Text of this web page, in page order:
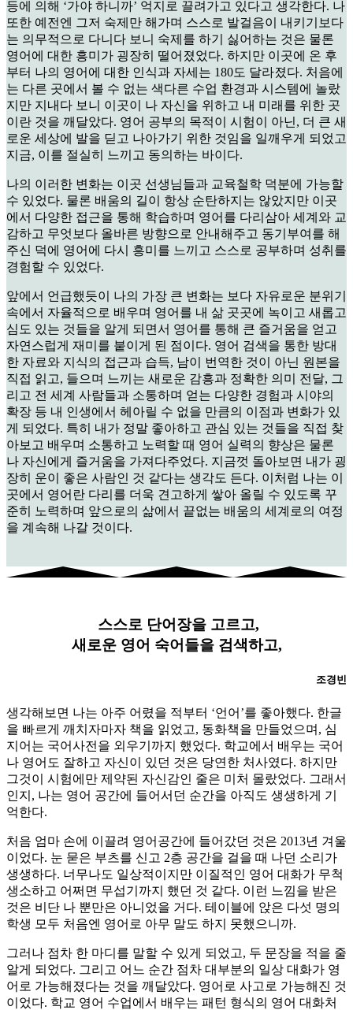
등에 의해 ‘가야 하니까’ 억지로 끌려가고 있다고 생각한다. 나
또한 예전엔 그저 숙제만 해가며 스스로 발걸음이 내키기보다
는 의무적으로 다니다 보니 숙제를 하기 싫어하는 것은 물론
영어에 대한 흥미가 굉장히 떨어졌었다. 하지만 이곳에 온 후
부터 나의 영어에 대한 인식과 자세는 180도 달라졌다. 처음에
는 다른 곳에서 볼 수 없는 색다른 수업 환경과 시스템에 놀랐
지만 지내다 보니 이곳이 나 자신을 위하고 내 미래를 위한 곳
이란 것을 깨달았다. 영어 공부의 목적이 시험이 아닌, 더 큰 새
로운 세상에 발을 딛고 나아가기 위한 것임을 일깨우게 되었고
지금, 이를 절실히 느끼고 동의하는 바이다.
나의 이러한 변화는 이곳 선생님들과 교육철학 덕분에 가능할
수 있었다. 물론 배움의 길이 항상 순탄하지는 않았지만 이곳
에서 다양한 접근을 통해 학습하며 영어를 다리삼아 세계와 교
감하고 무엇보다 올바른 방향으로 안내해주고 동기부여를 해
주신 덕에 영어에 다시 흥미를 느끼고 스스로 공부하며 성취를
경험할 수 있었다.
앞에서 언급했듯이 나의 가장 큰 변화는 보다 자유로운 분위기
속에서 자율적으로 배우며 영어를 내 삶 곳곳에 녹이고 새롭고
심도 있는 것들을 알게 되면서 영어를 통해 큰 즐거움을 얻고
자연스럽게 재미를 붙이게 된 점이다. 영어 검색을 통한 방대
한 자료와 지식의 접근과 습득, 남이 번역한 것이 아닌 원본을
직접 읽고, 들으며 느끼는 새로운 감흥과 정확한 의미 전달, 그
리고 전 세계 사람들과 소통하며 얻는 다양한 경험과 시야의
확장 등 내 인생에서 헤아릴 수 없을 만큼의 이점과 변화가 있
게 되었다. 특히 내가 정말 좋아하고 관심 있는 것들을 직접 찾
아보고 배우며 소통하고 노력할 때 영어 실력의 향상은 물론
나 자신에게 즐거움을 가져다주었다. 지금껏 돌아보면 내가 굉
장히 운이 좋은 사람인 것 같다는 생각도 든다. 이처럼 나는 이
곳에서 영어란 다리를 더욱 견고하게 쌓아 올릴 수 있도록 꾸
준히 노력하며 앞으로의 삶에서 끝없는 배움의 세계로의 여정
을 계속해 나갈 것이다.
스스로 단어장을 고르고,
새로운 영어 숙어들을 검색하고,
조경빈
생각해보면 나는 아주 어렸을 적부터 ‘언어’를 좋아했다. 한글
을 빠르게 깨치자마자 책을 읽었고, 동화책을 만들었으며, 심
지어는 국어사전을 외우기까지 했었다. 학교에서 배우는 국어
나 영어도 잘하고 자신이 있던 것은 당연한 처사였다. 하지만
그것이 시험에만 제약된 자신감인 줄은 미처 몰랐었다. 그래서
인지, 나는 영어 공간에 들어서던 순간을 아직도 생생하게 기
억한다.
처음 엄마 손에 이끌려 영어공간에 들어갔던 것은 2013년 겨울
이었다. 눈 묻은 부츠를 신고 2층 공간을 걸을 때 나던 소리가
생생하다. 너무나도 일상적이지만 이질적인 영어 대화가 무척
생소하고 어쩌면 무섭기까지 했던 것 같다. 이런 느낌을 받은
것은 비단 나 뿐만은 아니었을 거다. 테이블에 앉은 다섯 명의
학생 모두 처음엔 영어로 아무 말도 하지 못했으니까.
그러나 점차 한 마디를 말할 수 있게 되었고, 두 문장을 적을 줄
알게 되었다. 그리고 어느 순간 점차 대부분의 일상 대화가 영
어로 가능해졌다는 것을 깨달았다. 영어로 사고로 가능해진 것
이었다. 학교 영어 수업에서 배우는 패턴 형식의 영어 대화처